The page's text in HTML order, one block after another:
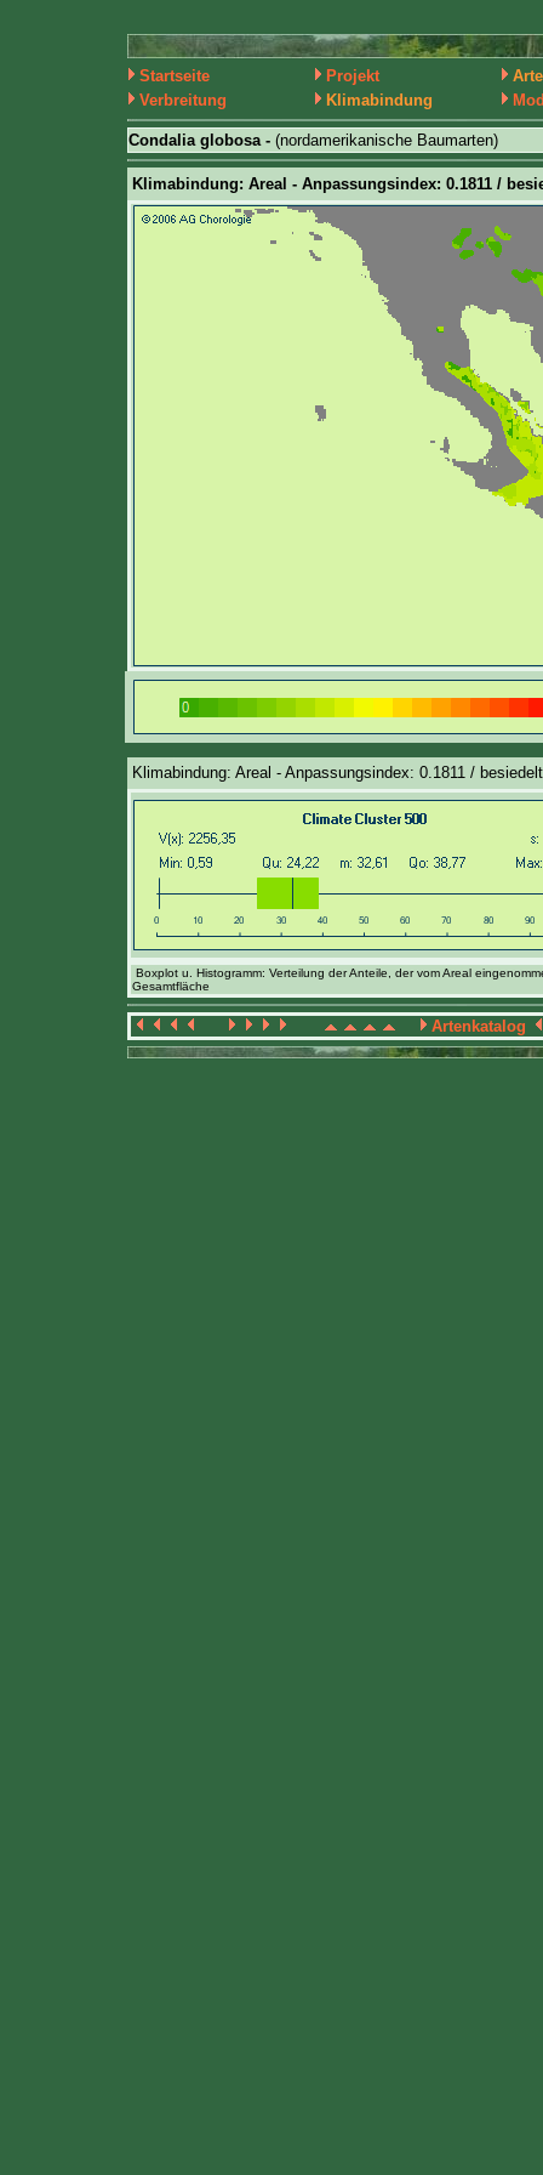
Startseite Projekt
Verbreitung
Klimabindung
Condalia globosa - (nordamerikanische Baumarten)
Klimabindung: Areal - Anpassungsindex: 0.1811 /
Klimabindung: Areal - Anpassungsindex: 0.1811 /
Boxplot u. Histogramm: Verteilung der Anteile, der vom Areal
Gesamtfläche
Artenkatalog